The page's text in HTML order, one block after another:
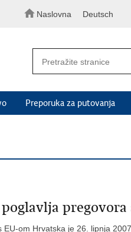
Naslovna Deutsch
Preporuka za putovanja
pregovora
om Hrvatska je 26. lipnja